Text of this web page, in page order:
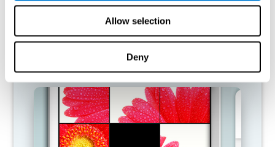
Allow selection
Deny
ne fournit pas de ressources pour ce schéma d'activation
neuronale, qui devient donc de plus en plus faible. Nous sommes
nous rend moins efficaces dans nos activités quotidiennes.
JEUX RECOMMANDÉS